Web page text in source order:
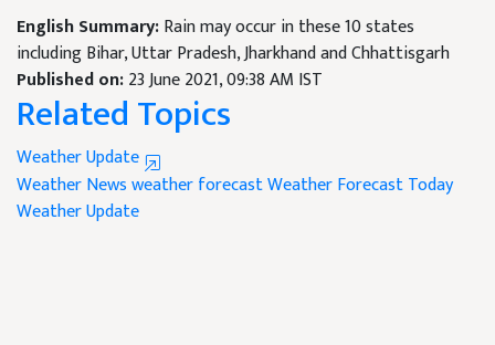
English Summary:Rain may occur in these 10 states
including Bihar, Uttar Pradesh, Jharkhand and Chhattisgarh
Published on:23 June 2021, 09:38 AM IST
Related Topics
Weather Update
Weather Newsweather forecastWeather Forecast Today
Weather Update